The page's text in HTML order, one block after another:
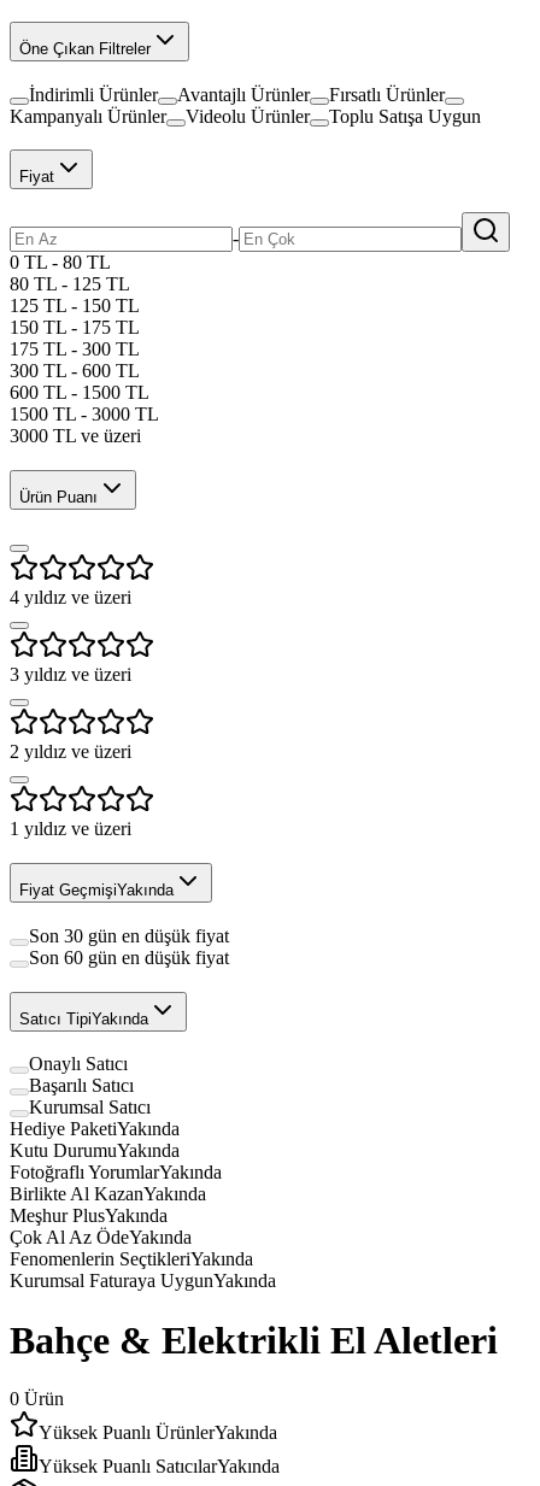
Öne Çıkan Filtreler
İndirimli Ürünler Avantajlı Ürünler
Fırsatlı Ürünler
Kampanyalı Ürünler
Videolu Ürünler Toplu Satışa Uygun
Fiyat
-
0 TL - 80 TL
80 TL - 125 TL
125 TL - 150 TL
150 TL - 175 TL
175 TL - 300 TL
300 TL - 600 TL
600 TL - 1500 TL
1500 TL - 3000 TL
3000 TL ve üzeri
Ürün Puanı
4 yıldız ve üzeri
3 yıldız ve üzeri
2 yıldız ve üzeri
1 yıldız ve üzeri
Fiyat GeçmişiYakında
Son 30 gün en düşük fiyat
Son 60 gün en düşük fiyat
Satıcı TipiYakında
Onaylı Satıcı
Başarılı Satıcı
Kurumsal Satıcı
Hediye PaketiYakında
Kutu DurumuYakında
Fotoğraflı YorumlarYakında
Birlikte Al KazanYakında
Meşhur PlusYakında
Çok Al Az ÖdeYakında
Fenomenlerin SeçtikleriYakında
Kurumsal Faturaya UygunYakında
Bahçe & Elektrikli El Aletleri
0 Ürün
Yüksek Puanlı ÜrünlerYakında
Yüksek Puanlı SatıcılarYakında